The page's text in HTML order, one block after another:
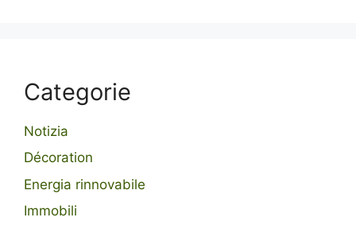
Categorie
Notizia
Décoration
Energia rinnovabile
Immobili